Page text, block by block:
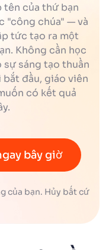
tên của thứ bạn
"công chúa" — và
tức tạo ra một
Không cần học
sự sáng tạo thuần
đầu, giáo viên
có kết quả
bây giờ
của bạn. Hủy bất cứ